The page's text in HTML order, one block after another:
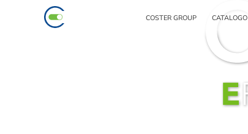
COSTER GROUP CATALOGO